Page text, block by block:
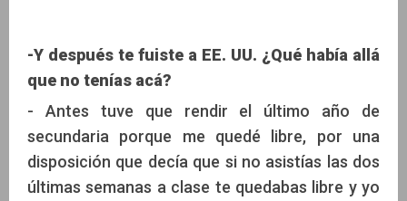
-Y después te fuiste a EE. UU. ¿Qué había allá
que no tenías acá?
- Antes tuve que rendir el último año de
secundaria porque me quedé libre, por una
disposición que decía que si no asistías las dos
últimas semanas a clase te quedabas libre y yo